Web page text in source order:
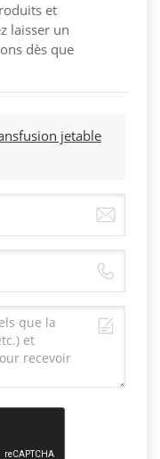
et
laisser un
dès que
jetable